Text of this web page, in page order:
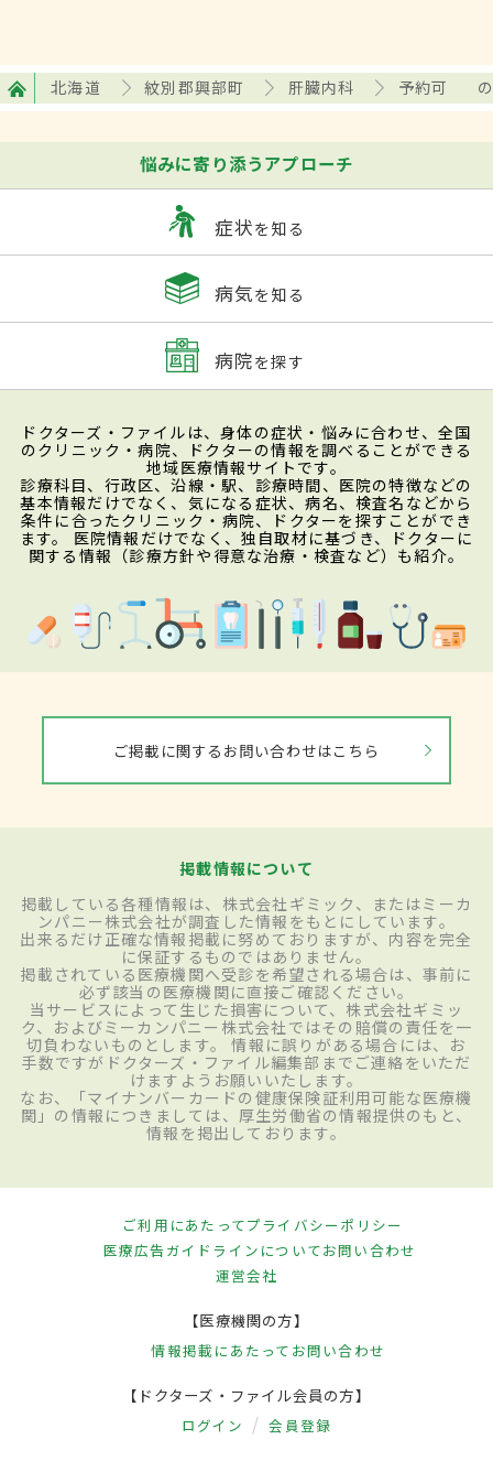
北海道 紋別郡興部町 肝臓内科 予約可
悩みに寄り添うアプローチ
症状を知る
病気を知る
病院を探す
ドクターズ・ファイルは、身体の症状・悩みに合わせ、全国
のクリニック・病院、ドクターの情報を調べることができる
地域医療情報サイトです。
診療科目、行政区、沿線・駅、診療時間、医院の特徴などの
基本情報だけでなく、気になる症状、病名、検査名などから
条件に合ったクリニック・病院、ドクターを探すことができ
ます。 医院情報だけでなく、独自取材に基づき、ドクターに
関する情報（診療方針や得意な治療・検査など）も紹介。
ご掲載に関するお問い合わせはこちら
掲載情報について
掲載している各種情報は、株式会社ギミック、またはミーカ
ンパニー株式会社が調査した情報をもとにしています。
出来るだけ正確な情報掲載に努めておりますが、内容を完全
に保証するものではありません。
掲載されている医療機関へ受診を希望される場合は、事前に
必ず該当の医療機関に直接ご確認ください。
当サービスによって生じた損害について、株式会社ギミッ
ク、およびミーカンパニー株式会社ではその賠償の責任を一
切負わないものとします。 情報に誤りがある場合には、お
手数ですがドクターズ・ファイル編集部までご連絡をいただ
けますようお願いいたします。
なお、「マイナンバーカードの健康保険証利用可能な医療機
関」の情報につきましては、厚生労働省の情報提供のもと、
情報を掲出しております。
ご利用にあたってプライバシーポリシー
医療広告ガイドラインについてお問い合わせ
運営会社
【医療機関の方】
情報掲載にあたって お問い合わせ
【ドクターズ・ファイル会員の方】
ログイン 会員登録